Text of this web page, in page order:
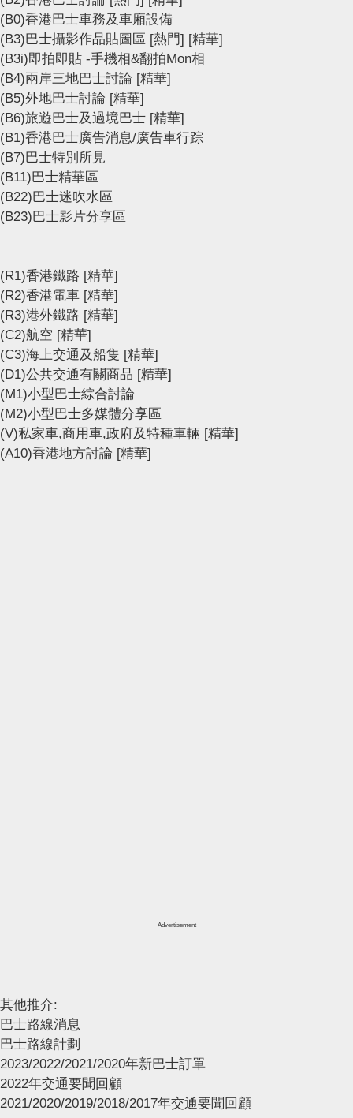
(B0)香港巴士車務及車廂設備
(B3)巴士攝影作品貼圖區 [熱門] [精華]
(B3i)即拍即貼 -手機相&翻拍Mon相
(B4)兩岸三地巴士討論 [精華]
(B5)外地巴士討論 [精華]
(B6)旅遊巴士及過境巴士 [精華]
(B1)香港巴士廣告消息/廣告車行踪
(B7)巴士特別所見
(B11)巴士精華區
(B22)巴士迷吹水區
(B23)巴士影片分享區
(R1)香港鐵路 [精華]
(R2)香港電車 [精華]
(R3)港外鐵路 [精華]
(C2)航空 [精華]
(C3)海上交通及船隻 [精華]
(D1)公共交通有關商品 [精華]
(M1)小型巴士綜合討論
(M2)小型巴士多媒體分享區
(V)私家車,商用車,政府及特種車輛 [精華]
(A10)香港地方討論 [精華]
Advertisement
其他推介:
巴士路線消息
巴士路線計劃
2023/2022/2021/2020年新巴士訂單
2022年交通要聞回顧
2021/2020/2019/2018/2017年交通要聞回顧